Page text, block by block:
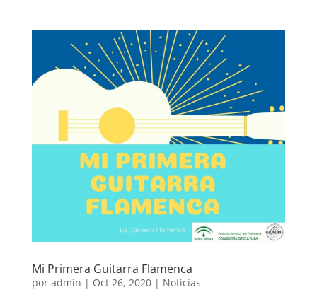
Mi Primera Guitarra Flamenca
por admin | Oct 26, 2020| Noticias